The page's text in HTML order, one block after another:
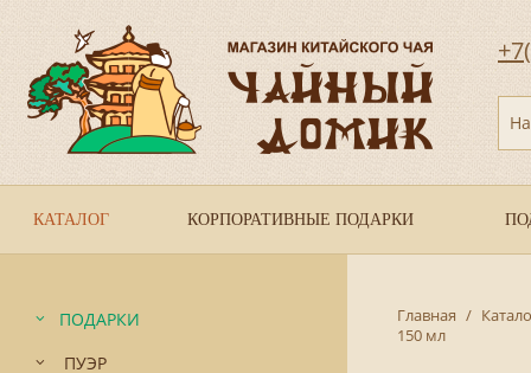
КАТАЛОГ КОРПОРАТИВНЫЕ ПОДАРКИ
ПОДАРКИ
ПУЭР
Главная /
150 мл